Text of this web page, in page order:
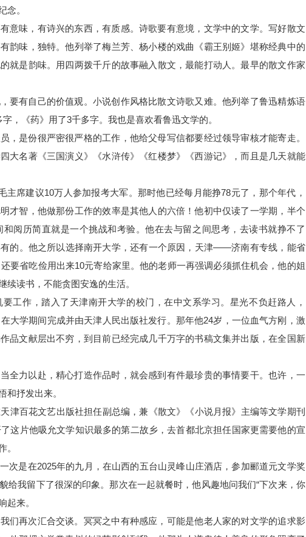
念。
意味，有诗兴的东西，有质感。诗歌要有意境，文学中的文学。写好散文
韵味，独特。他列举了梅兰芳、杨小楼的戏曲《霸王别姬》堪称经典中的
就是韵味。用四两拨千斤的故事融入散文，最能打动人。最早的散文作家
要有自己的价值观。小说创作风格比散文诗歌又难。他列举了鲁迅精炼语
，《药》用了3千多字。我也是喜欢看鲁迅文学的。
，是份很严密很严格的工作，他给父母写信都要经过领导审核才能寄走。
大名著《三国演义》《水浒传》《红楼梦》《西游记》，而且是几天就能
主席建议10万人参加报考大军。那时他已经每月能挣78元了，那个年代，
才智，他做那份工作的效率是其他人的六倍！他初中仅读了一学期，半个
阅历简直就是一个挑战和考验。他在去与留之间思考，去读书就挣不了
的。他之所以选择南开大学，还有一个原因，天津——济南有专线，能省
要省吃俭用出来10元寄给家里。他的老师一再强调必须抓住机会，他的姐
读书，不能贪图安逸的生活。
工作，踏入了天津南开大学的校门，在中文系学习。星光不负赶路人，
大学期间完成并由天津人民出版社发行。那年他24岁，一位血气方刚，激
品文献层出不穷，到目前已经完成几千万字的书稿文集并出版，在全国新
全力以赴，精心打造作品时，就会感到有件最珍贵的事情要干。也许，一
和抒发出来。
津百花文艺出版社担任副总编，兼《散文》《小说月报》主编等文学期刊
这片他吸允文学知识最多的第二故乡，去首都北京担任国家更需要他的宣
。
次是在2025年的九月，在山西的五台山灵峰山庄酒店，参加郦道元文学奖
给我留下了很深的印象。那次在一起就餐时，他风趣地问我们“下次来，你
起来。
们再次汇合交谈。冥冥之中有种感应，可能是他老人家的对文学的追求影